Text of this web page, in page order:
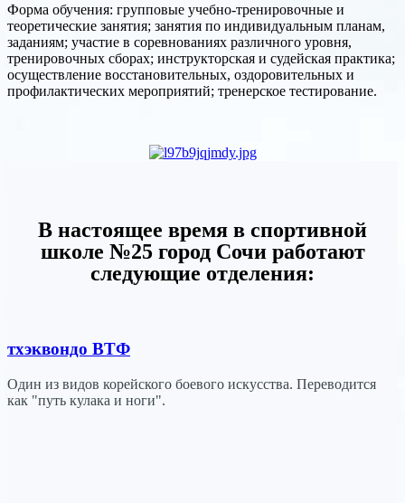
Форма обучения: групповые учебно-тренировочные и
теоретические занятия; занятия по индивидуальным планам,
заданиям; участие в соревнованиях различного уровня,
тренировочных сборах; инструкторская и судейская практика;
осуществление восстановительных, оздоровительных и
профилактических мероприятий; тренерское тестирование.
В настоящее время в спортивной
школе №25 город Сочи работают
следующие отделения:
тхэквондо ВТФ
Один из видов корейского боевого искусства. Переводится
как "путь кулака и ноги".